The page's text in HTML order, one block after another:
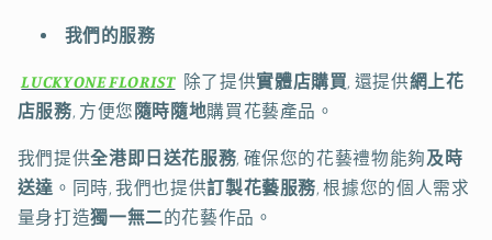
我們的服務
LUCKYONE FLORIST除了提供實體店購買, 還提供網上花
店服務, 方便您 隨時隨地購買花藝產品。
我們提供全港即日送花服務, 確保您的花藝禮物能夠及時
送達 。同時, 我們也提供訂製花藝服務, 根據您的個人需求
量身打造獨一無二的花藝作品。